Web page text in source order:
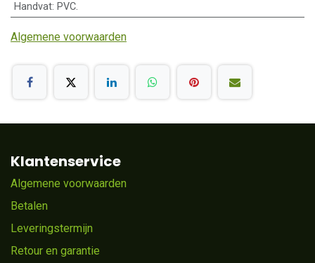
Handvat: PVC.
Algemene voorwaarden
Klantenservice
Algemene voorwaarden
Betalen
Leveringstermijn
Retour en garantie